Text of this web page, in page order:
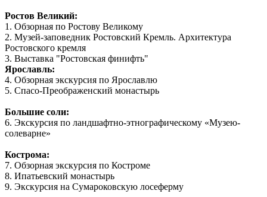
Ростов Великий:
1. Обзорная по Ростову Великому
2. Музей-заповедник Ростовский Кремль. Архитектура
Ростовского кремля
3. Выставка "Ростовская финифть"
Ярославль:
4. Обзорная экскурсия по Ярославлю
5. Спасо-Преображенский монастырь
Большие соли:
6. Экскурсия по ландшафтно-этнографическому «Музею-
солеварне»
Кострома:
7. Обзорная экскурсия по Костроме
8. Ипатьевский монастырь
9. Экскурсия на Сумароковскую лосеферму